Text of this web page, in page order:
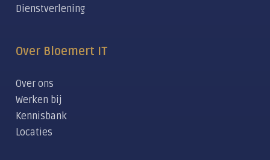
Dienstverlening
Over Bloemert IT
Over ons
Werken bij
Kennisbank
Locaties